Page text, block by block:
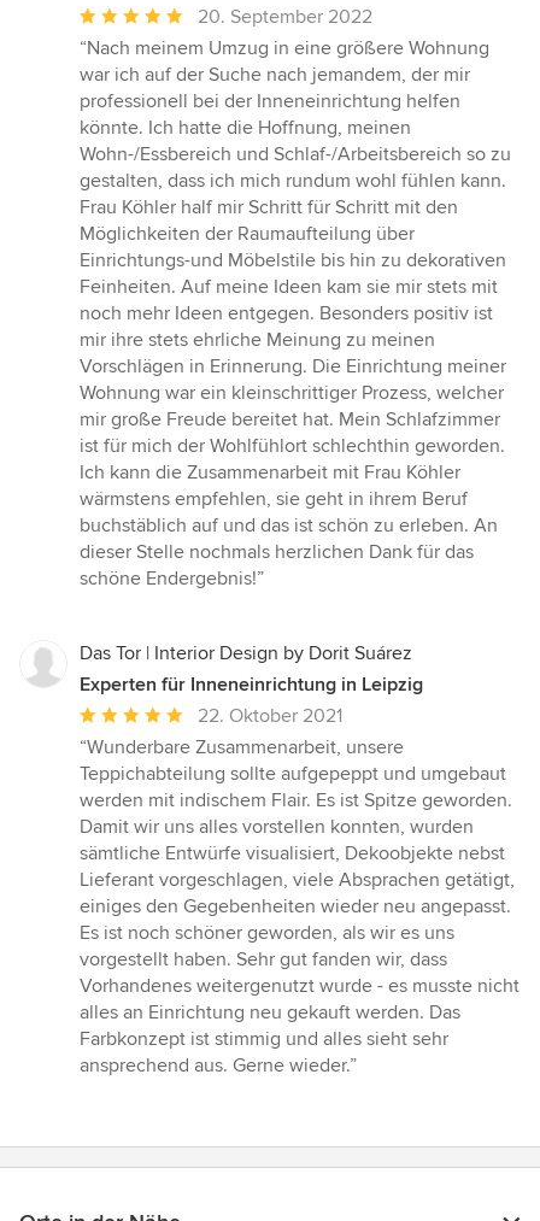
Durchschnittliche
Bewertung:
5
von
5
Sternen
20. September 2022
“Nach meinem Umzug in eine größere Wohnung
war ich auf der Suche nach jemandem, der mir
professionell bei der Inneneinrichtung helfen
könnte. Ich hatte die Hoffnung, meinen
Wohn-/Essbereich und Schlaf-/Arbeitsbereich so zu
gestalten, dass ich mich rundum wohl fühlen kann.
Frau Köhler half mir Schritt für Schritt mit den
Möglichkeiten der Raumaufteilung über
Einrichtungs-und Möbelstile bis hin zu dekorativen
Feinheiten. Auf meine Ideen kam sie mir stets mit
noch mehr Ideen entgegen. Besonders positiv ist
mir ihre stets ehrliche Meinung zu meinen
Vorschlägen in Erinnerung. Die Einrichtung meiner
Wohnung war ein kleinschrittiger Prozess, welcher
mir große Freude bereitet hat. Mein Schlafzimmer
ist für mich der Wohlfühlort schlechthin geworden.
Ich kann die Zusammenarbeit mit Frau Köhler
wärmstens empfehlen, sie geht in ihrem Beruf
buchstäblich auf und das ist schön zu erleben. An
dieser Stelle nochmals herzlichen Dank für das
schöne Endergebnis!”
Das Tor | Interior Design by Dorit Suárez
Experten für Inneneinrichtung in Leipzig
Durchschnittliche
Bewertung:
5
von
5
Sternen
22. Oktober 2021
“Wunderbare Zusammenarbeit, unsere
Teppichabteilung sollte aufgepeppt und umgebaut
werden mit indischem Flair. Es ist Spitze geworden.
Damit wir uns alles vorstellen konnten, wurden
sämtliche Entwürfe visualisiert, Dekoobjekte nebst
Lieferant vorgeschlagen, viele Absprachen getätigt,
einiges den Gegebenheiten wieder neu angepasst.
Es ist noch schöner geworden, als wir es uns
vorgestellt haben. Sehr gut fanden wir, dass
Vorhandenes weitergenutzt wurde - es musste nicht
alles an Einrichtung neu gekauft werden. Das
Farbkonzept ist stimmig und alles sieht sehr
ansprechend aus. Gerne wieder.”